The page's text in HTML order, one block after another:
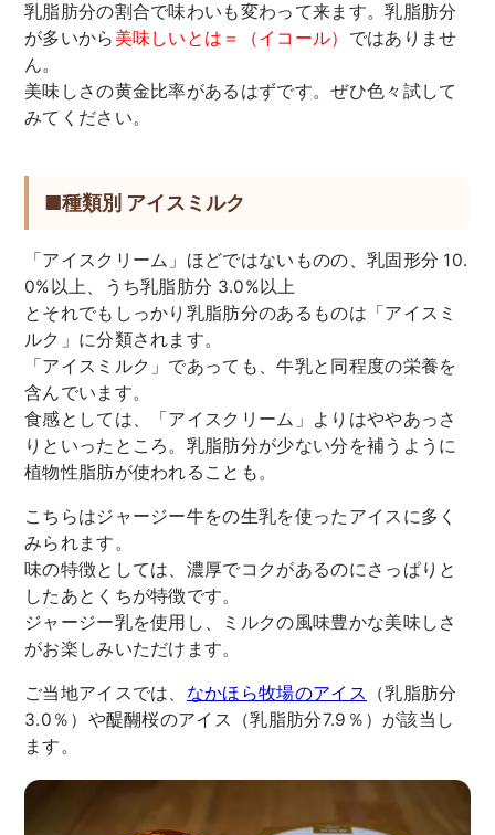
乳脂肪分の割合で味わいも変わって来ます。乳脂肪分
が多いから 美味しいとは＝（イコール） ではありませ
ん。
美味しさの黄金比率があるはずです。ぜひ色々試して
みてください。
■種類別 アイスミルク
「アイスクリーム」ほどではないものの、乳固形分 10.
0%以上、うち乳脂肪分 3.0%以上
とそれでもしっかり乳脂肪分のあるものは「アイスミ
ルク」に分類されます。
「アイスミルク」であっても、牛乳と同程度の栄養を
含んでいます。
食感としては、「アイスクリーム」よりはややあっさ
りといったところ。乳脂肪分が少ない分を補うように
植物性脂肪が使われることも。
こちらはジャージー牛をの生乳を使ったアイスに多く
みられます。
味の特徴としては、濃厚でコクがあるのにさっぱりと
したあとくちが特徴です。
ジャージー乳を使用し、ミルクの風味豊かな美味しさ
がお楽しみいただけます。
ご当地アイスでは、 なかほら牧場のアイス
（乳脂肪分
3.0％）や醍醐桜のアイス（乳脂肪分7.9％）が該当し
ます。